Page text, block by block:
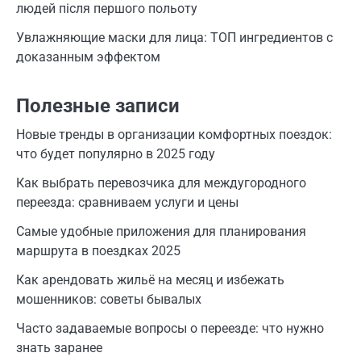
людей після першого польоту
Увлажняющие маски для лица: ТОП ингредиентов с
доказанным эффектом
Полезные записи
Новые тренды в организации комфортных поездок:
что будет популярно в 2025 году
Как выбрать перевозчика для междугородного
переезда: сравниваем услуги и цены
Самые удобные приложения для планирования
маршрута в поездках 2025
Как арендовать жильё на месяц и избежать
мошенников: советы бывалых
Часто задаваемые вопросы о переезде: что нужно
знать заранее